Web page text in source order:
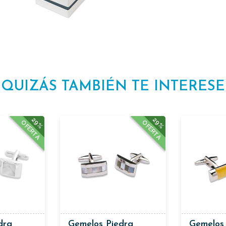
QUIZÁS TAMBIÉN TE INTERESE
29%
OFERTA 29%
OFERTA